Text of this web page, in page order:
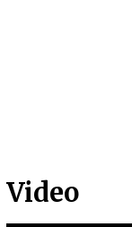
Video